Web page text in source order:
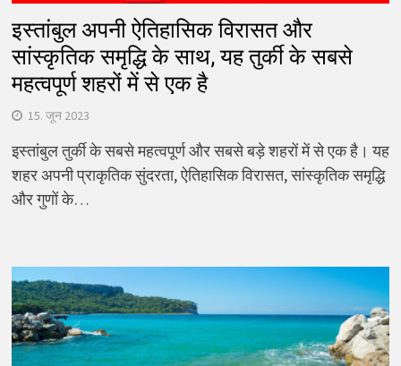
इस्तांबुल अपनी ऐतिहासिक विरासत और
सांस्कृतिक समृद्धि के साथ, यह तुर्की के सबसे
महत्वपूर्ण शहरों में से एक है
15. जून 2023
इस्तांबुल तुर्की के सबसे महत्वपूर्ण और सबसे बड़े शहरों में से एक है। यह
शहर अपनी प्राकृतिक सुंदरता, ऐतिहासिक विरासत, सांस्कृतिक समृद्धि
और गुणों के…